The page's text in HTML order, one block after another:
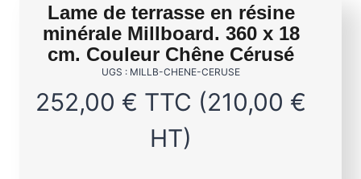
Lame de terrasse en résine
minérale Millboard. 360 x 18
cm. Couleur Chêne Cérusé
UGS : MILLB-CHENE-CERUSE
252,00 € TTC (210,00 €
HT)